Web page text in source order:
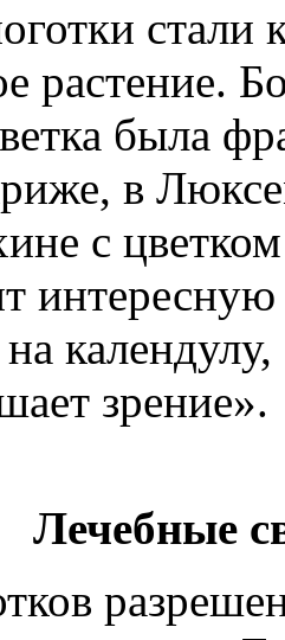
стали
растение.
была
в
с
календулу,
зрение».
Лечебные